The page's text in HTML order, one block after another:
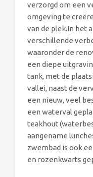
verzorgd om een
omgeving te
van de plek.In het
verschillende
waaronder de
een diepe
tank, met de
vallei, naast de
een nieuw, veel
een waterval
teakhout
aangename
zwembad is ook
en rozenkwarts